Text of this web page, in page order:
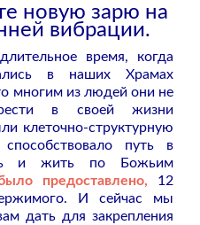
новую зарю на
вибрации.
время, когда
в наших Храмах
многим из людей они не
в своей жизни
клеточно-структурную
путь в
и жить по Божьим
предоставлено, 12
И сейчас мы
дать для закрепления